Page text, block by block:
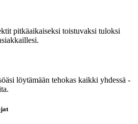
pitkäaikaiseksi toistuvaksi tuloksi
löytämään tehokas kaikki yhdessä -